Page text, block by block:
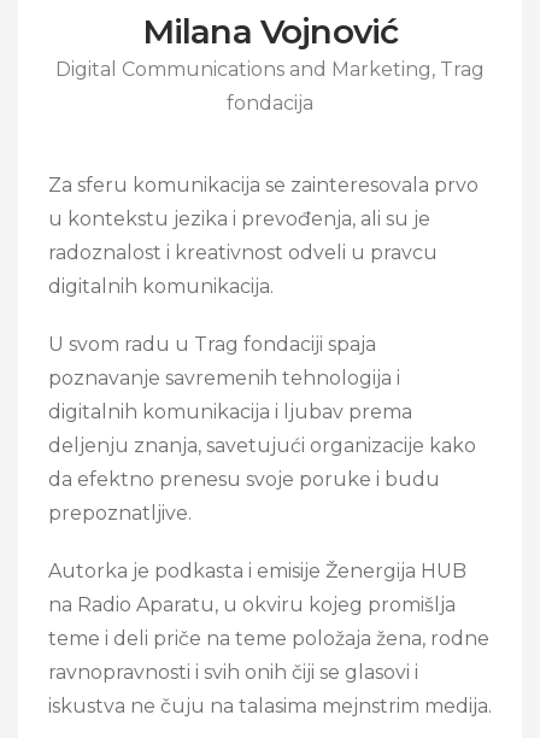
Milana Vojnović
Digital Communications and Marketing, Trag
fondacija
Za sferu komunikacija se zainteresovala prvo
u kontekstu jezika i prevođenja, ali su je
radoznalost i kreativnost odveli u pravcu
digitalnih komunikacija.
U svom radu u Trag fondaciji spaja
poznavanje savremenih tehnologija i
digitalnih komunikacija i ljubav prema
deljenju znanja, savetujući organizacije kako
da efektno prenesu svoje poruke i budu
prepoznatljive.
Autorka je podkasta i emisije Ženergija HUB
na Radio Aparatu, u okviru kojeg promišlja
teme i deli priče na teme položaja žena, rodne
ravnopravnosti i svih onih čiji se glasovi i
iskustva ne čuju na talasima mejnstrim medija.